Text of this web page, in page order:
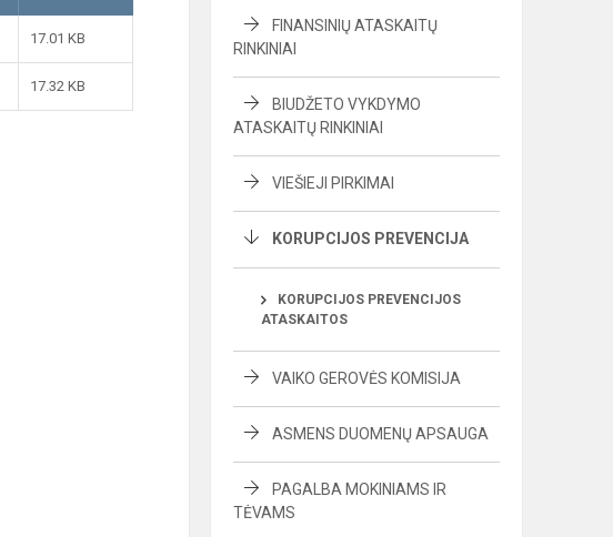
17.01 KB
17.32 KB
FINANSINIŲ ATASKAITŲ
RINKINIAI
BIUDŽETO VYKDYMO
ATASKAITŲ RINKINIAI
VIEŠIEJI PIRKIMAI
KORUPCIJOS PREVENCIJA
KORUPCIJOS PREVENCIJOS
ATASKAITOS
VAIKO GEROVĖS KOMISIJA
ASMENS DUOMENŲ APSAUGA
PAGALBA MOKINIAMS IR
TĖVAMS